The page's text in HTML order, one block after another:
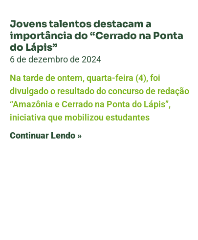
Jovens talentos destacam a
importância do “Cerrado na Ponta
do Lápis”
6 de dezembro de 2024
Na tarde de ontem, quarta-feira (4), foi
divulgado o resultado do concurso de redação
“Amazônia e Cerrado na Ponta do Lápis”,
iniciativa que mobilizou estudantes
Continuar Lendo »